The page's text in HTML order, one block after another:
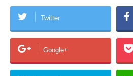
Twitter
Google+